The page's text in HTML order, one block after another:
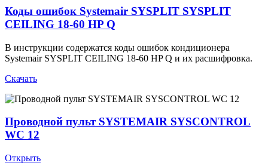
Коды ошибок Systemair SYSPLIT SYSPLIT
CEILING 18-60 HP Q
В инструкции содержатся коды ошибок кондиционера
Systemair SYSPLIT CEILING 18-60 HP Q и их расшифровка.
Скачать
Проводной пульт SYSTEMAIR SYSCONTROL
WC 12
Открыть